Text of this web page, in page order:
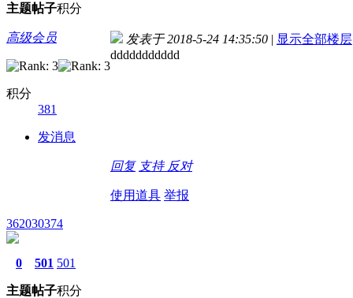
主题帖子积分
高级会员
积分
381
发消息
发表于 2018-5-24 14:35:50 | 显示全部楼层
ddddddddddd
回复 支持 反对
使用道具 举报
362030374
0
主题
501
帖子
501
积分